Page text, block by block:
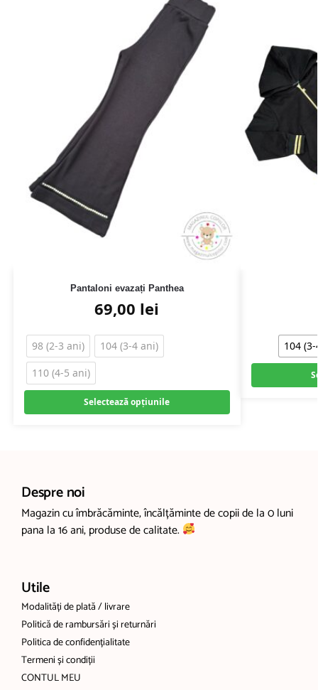
Pantaloni evazați Panthea
69,00 lei
98 (2-3 ani)
104 (3-4 ani)
110 (4-5 ani)
Selectează opțiunile
104
Despre noi
Magazin cu îmbrăcăminte, încălțăminte de copii de la 0 luni
pana la 16 ani, produse de calitate.
Utile
Modalități de plată / livrare
Politică de rambursări și returnări
Politica de confidențialitate
Termeni și condiții
CONTUL MEU